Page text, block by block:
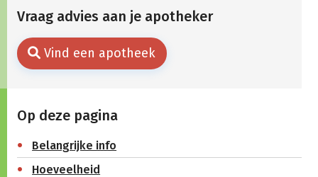
Vraag advies aan je apotheker
Vind een apotheek
Op deze pagina
Belangrijke info
Hoeveelheid